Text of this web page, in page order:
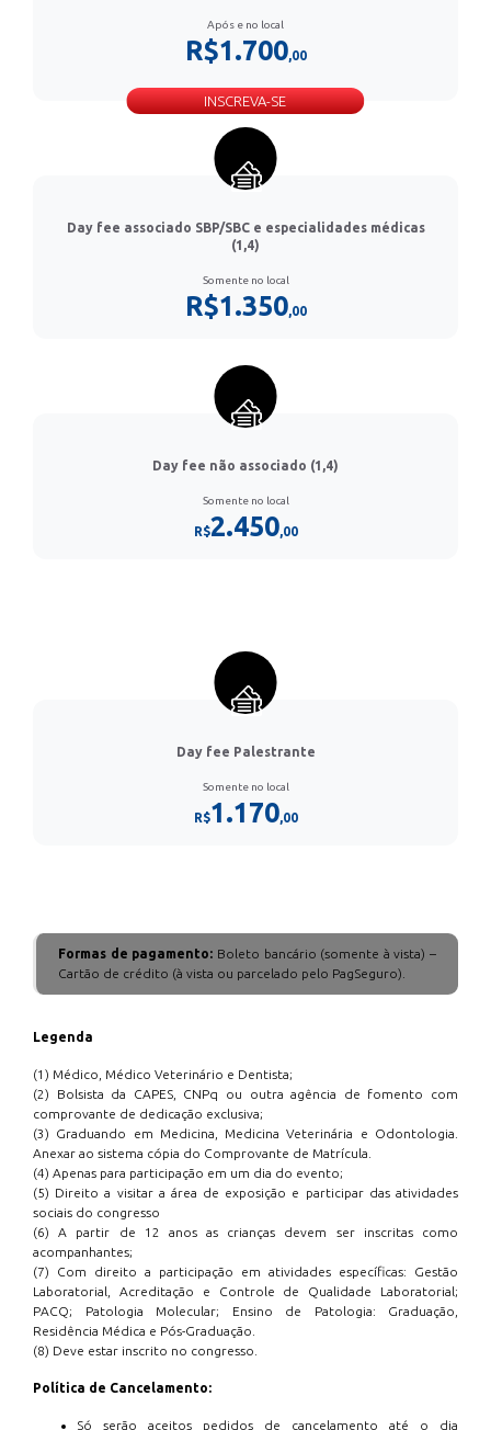
Após e no local
R$1.700,00
INSCREVA-SE
Day fee associado SBP/SBC e especialidades médicas
(1,4)
Somente no local
R$1.350,00
Day fee não associado (1,4)
Somente no local
R$2.450,00
Day fee Palestrante
Somente no local
R$1.170,00
Formas de pagamento: Boleto bancário (somente à vista) –
Cartão de crédito (à vista ou parcelado pelo PagSeguro).
Legenda
(1) Médico, Médico Veterinário e Dentista;
(2) Bolsista da CAPES, CNPq ou outra agência de fomento com
comprovante de dedicação exclusiva;
(3) Graduando em Medicina, Medicina Veterinária e Odontologia.
Anexar ao sistema cópia do Comprovante de Matrícula.
(4) Apenas para participação em um dia do evento;
(5) Direito a visitar a área de exposição e participar das atividades
sociais do congresso
(6) A partir de 12 anos as crianças devem ser inscritas como
acompanhantes;
(7) Com direito a participação em atividades específicas: Gestão
Laboratorial, Acreditação e Controle de Qualidade Laboratorial;
PACQ; Patologia Molecular; Ensino de Patologia: Graduação,
Residência Médica e Pós-Graduação.
(8) Deve estar inscrito no congresso.
Política de Cancelamento:
Só serão aceitos pedidos de cancelamento até o dia